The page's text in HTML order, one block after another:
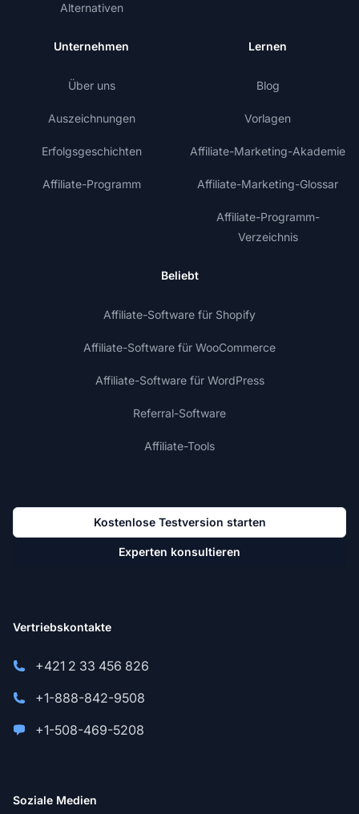
Alternativen
Unternehmen
Über uns
Auszeichnungen
Erfolgsgeschichten
Affiliate-Programm
Lernen
Blog
Vorlagen
Affiliate-Marketing-Akademie
Affiliate-Marketing-Glossar
Affiliate-Programm-
Verzeichnis
Beliebt
Affiliate-Software für Shopify
Affiliate-Software für WooCommerce
Affiliate-Software für WordPress
Referral-Software
Affiliate-Tools
Kostenlose Testversion starten
Experten konsultieren
Vertriebskontakte
+421 2 33 456 826
+1-888-842-9508
+1-508-469-5208
Soziale Medien